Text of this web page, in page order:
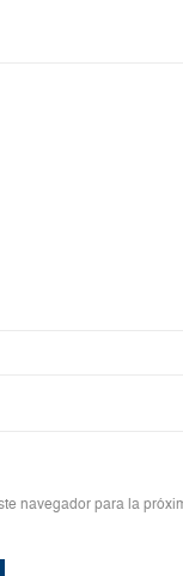
navegador para la